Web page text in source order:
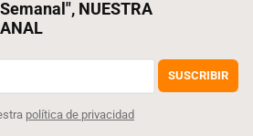
NUESTRA
SUSCRIBIR
política de privacidad